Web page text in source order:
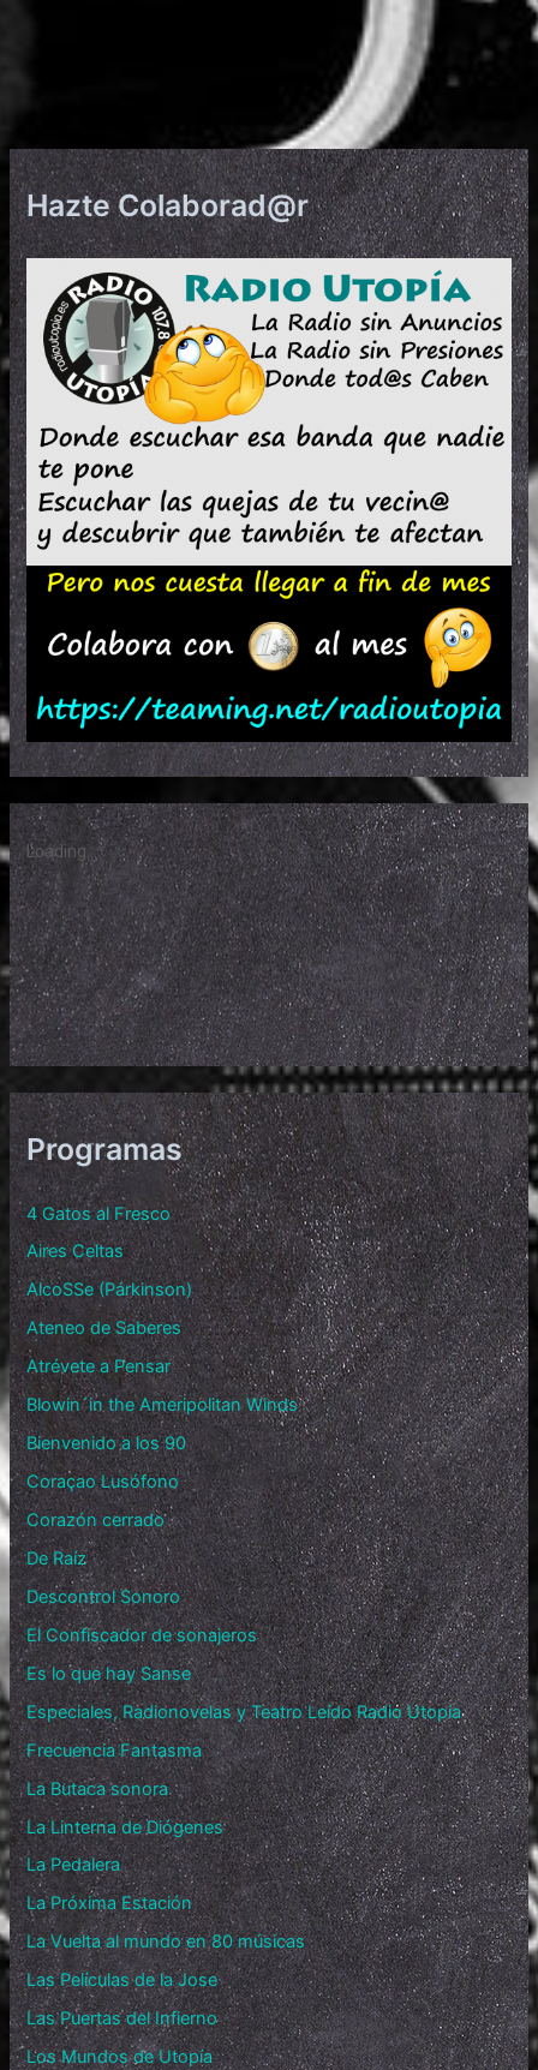
Hazte Colaborad@r
Programas
4 Gatos al Fresco
Aires Celtas
AlcoSSe (Párkinson)
Ateneo de Saberes
Atrévete a Pensar
Blowin´in the Ameripolitan Winds
Bienvenido a los 90
Coraçao Lusófono
Corazón cerrado
De Raíz
Descontrol Sonoro
El Confiscador de sonajeros
Es lo que hay Sanse
Especiales, Radionovelas y Teatro Leído Radio Utopía
Frecuencia Fantasma
La Butaca sonora
La Linterna de Diógenes
La Pedalera
La Próxima Estación
La Vuelta al mundo en 80 músicas
Las Películas de la Jose
Las Puertas del Infierno
Los Mundos de Utopía